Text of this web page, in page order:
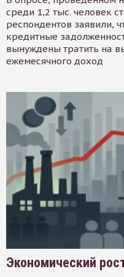
среди 1,2 тыс. человек
респондентов заявили,
кредитные
вынуждены тратить на
ежемесячного доход
Экономический